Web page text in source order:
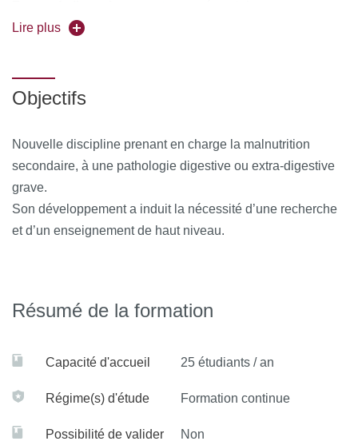
C@nditOnLine
Lire plus
Objectifs
Nouvelle discipline prenant en charge la malnutrition
secondaire, à une pathologie digestive ou extra-digestive
grave.
Son développement a induit la nécessité d’une recherche
et d’un enseignement de haut niveau.
Résumé de la formation
Capacité d'accueil 25 étudiants / an
Régime(s) d'étude Formation continue
Possibilité de valider
Non